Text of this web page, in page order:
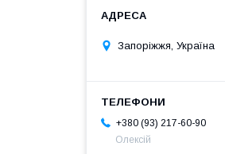
Запоріжжя, Україна
+380 (93) 217-60-90
Олексій